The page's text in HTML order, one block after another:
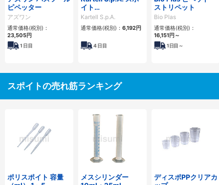
ピペッター
アズワン
通常価格(税別)：
23,505円
1 日目
イト
152.19mm#88337
500入
Kartell S.p.A.
通常価格(税別)： 6,192円
4日目
ストリペット
Bio Plas
通常価格(税別)：
16,151円 ～
1日目～
スポイトの売れ筋ランキング
ポリスポイト 容量
メスシリンダー
ディスポPPクリアカ